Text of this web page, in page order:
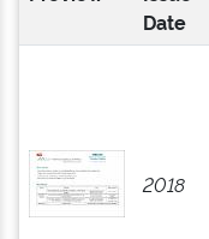
Date
2018